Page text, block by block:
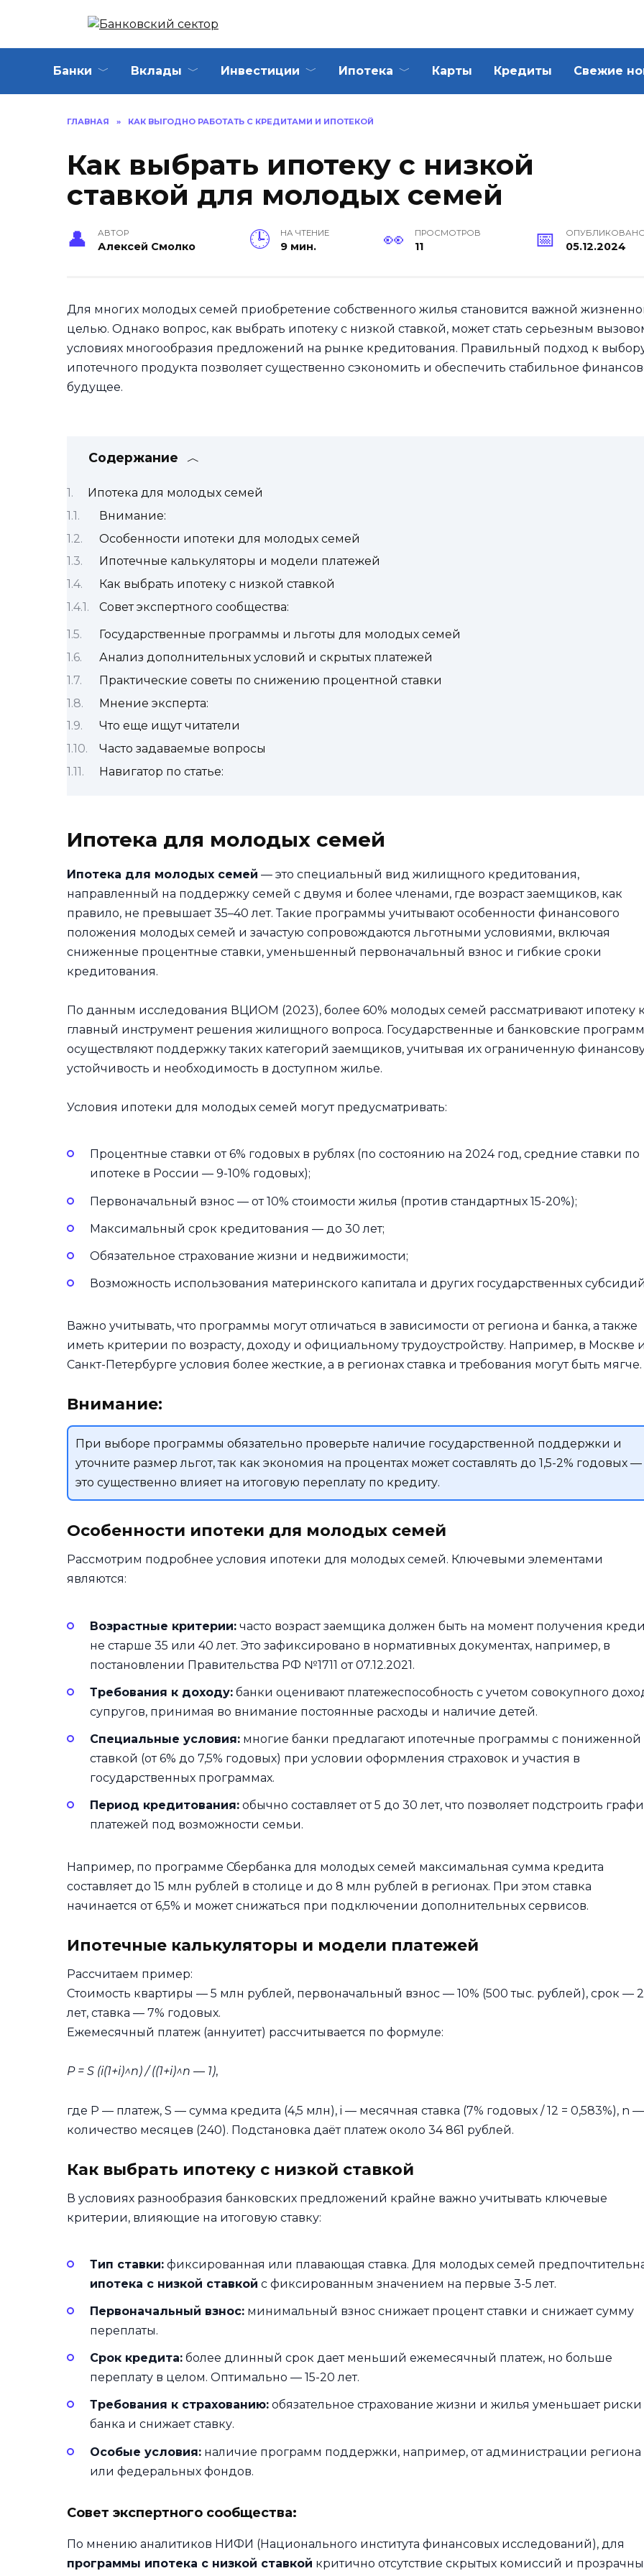
Банки Вклады Инвестиции Ипотека Карты Кредиты Свежие
ГЛАВНАЯ » КАК ВЫГОДНО РАБОТАТЬ С КРЕДИТАМИ И ИПОТЕКОЙ
Как выбрать ипотеку с низкой
ставкой для молодых семей
АВТОР
Алексей Смолко
НА ЧТЕНИЕ
9 мин.
ПРОСМОТРОВ
11 05.12.2024
Для многих молодых семей приобретение собственного жилья становится важной
целью. Однако вопрос, как выбрать ипотеку с низкой ставкой, может стать серьезным
условиях многообразия предложений на рынке кредитования. Правильный подход к
ипотечного продукта позволяет существенно сэкономить и обеспечить стабильное
будущее.
Содержание
Ипотека для молодых семей
Внимание:
Особенности ипотеки для молодых семей
Ипотечные калькуляторы и модели платежей
Как выбрать ипотеку с низкой ставкой
Совет экспертного сообщества:
Государственные программы и льготы для молодых семей
Анализ дополнительных условий и скрытых платежей
Практические советы по снижению процентной ставки
Мнение эксперта:
Что еще ищут читатели
Часто задаваемые вопросы
Навигатор по статье:
Ипотека для молодых семей
Ипотека для молодых семей — это специальный вид жилищного кредитования,
направленный на поддержку семей с двумя и более членами, где возраст заемщиков, как
правило, не превышает 35–40 лет. Такие программы учитывают особенности финансового
положения молодых семей и зачастую сопровождаются льготными условиями, включая
сниженные процентные ставки, уменьшенный первоначальный взнос и гибкие сроки
кредитования.
По данным исследования ВЦИОМ (2023), более 60% молодых семей рассматривают ипотеку
главный инструмент решения жилищного вопроса. Государственные и банковские
осуществляют поддержку таких категорий заемщиков, учитывая их ограниченную
устойчивость и необходимость в доступном жилье.
Условия ипотеки для молодых семей могут предусматривать:
Процентные ставки от 6% годовых в рублях (по состоянию на 2024 год, средние ставки по
ипотеке в России — 9-10% годовых);
Первоначальный взнос — от 10% стоимости жилья (против стандартных 15-20%);
Максимальный срок кредитования — до 30 лет;
Обязательное страхование жизни и недвижимости;
Возможность использования материнского капитала и других государственных
Важно учитывать, что программы могут отличаться в зависимости от региона и банка, а также
иметь критерии по возрасту, доходу и официальному трудоустройству. Например, в Москве
Санкт-Петербурге условия более жесткие, а в регионах ставка и требования могут быть мягче.
Внимание:
При выборе программы обязательно проверьте наличие государственной поддержки и
уточните размер льгот, так как экономия на процентах может составлять до 1,5-2% годовых —
это существенно влияет на итоговую переплату по кредиту.
Особенности ипотеки для молодых семей
Рассмотрим подробнее условия ипотеки для молодых семей. Ключевыми элементами
являются:
Возрастные критерии: часто возраст заемщика должен быть на момент получения
не старше 35 или 40 лет. Это зафиксировано в нормативных документах, например, в
постановлении Правительства РФ №1711 от 07.12.2021.
Требования к доходу: банки оценивают платежеспособность с учетом совокупного
супругов, принимая во внимание постоянные расходы и наличие детей.
Специальные условия: многие банки предлагают ипотечные программы с пониженной
ставкой (от 6% до 7,5% годовых) при условии оформления страховок и участия в
государственных программах.
Период кредитования: обычно составляет от 5 до 30 лет, что позволяет подстроить
платежей под возможности семьи.
Например, по программе Сбербанка для молодых семей максимальная сумма кредита
составляет до 15 млн рублей в столице и до 8 млн рублей в регионах. При этом ставка
начинается от 6,5% и может снижаться при подключении дополнительных сервисов.
Ипотечные калькуляторы и модели платежей
Рассчитаем пример:
Стоимость квартиры — 5 млн рублей, первоначальный взнос — 10% (500 тыс. рублей), срок —
лет, ставка — 7% годовых.
Ежемесячный платеж (аннуитет) рассчитывается по формуле:
P = S (i(1+i)^n) / ((1+i)^n — 1),
где P — платеж, S — сумма кредита (4,5 млн), i — месячная ставка (7% годовых / 12 = 0,583%), n —
количество месяцев (240). Подстановка даёт платеж около 34 861 рублей.
Как выбрать ипотеку с низкой ставкой
В условиях разнообразия банковских предложений крайне важно учитывать ключевые
критерии, влияющие на итоговую ставку:
Тип ставки: фиксированная или плавающая ставка. Для молодых семей
ипотека с низкой ставкой с фиксированным значением на первые 3-5 лет.
Первоначальный взнос: минимальный взнос снижает процент ставки и снижает сумму
переплаты.
Срок кредита: более длинный срок дает меньший ежемесячный платеж, но больше
переплату в целом. Оптимально — 15-20 лет.
Требования к страхованию: обязательное страхование жизни и жилья уменьшает риски
банка и снижает ставку.
Особые условия: наличие программ поддержки, например, от администрации региона
или федеральных фондов.
Совет экспертного сообщества:
По мнению аналитиков НИФИ (Национального института финансовых исследований), для
программы ипотека с низкой ставкой критично отсутствие скрытых комиссий и